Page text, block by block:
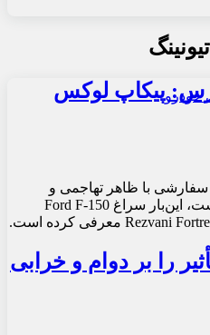
خودرو
تیونینگ
پیکاپ لوکس
با ظاهر تهاجمی و
تجهیزات امنیتی خاص معروف است، این‌بار سراغ Ford F-150
را بر دوام و خرابی